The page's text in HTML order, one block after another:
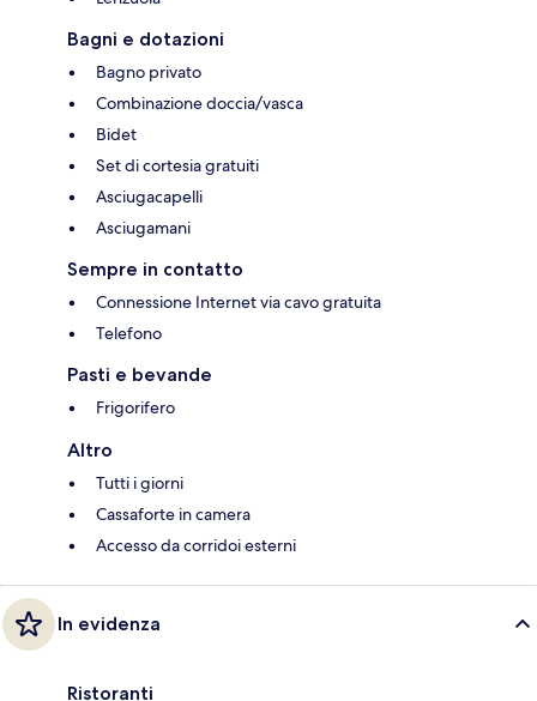
Bagni e dotazioni
Bagno privato
Combinazione doccia/vasca
Bidet
Set di cortesia gratuiti
Asciugacapelli
Asciugamani
Sempre in contatto
Connessione Internet via cavo gratuita
Telefono
Pasti e bevande
Frigorifero
Altro
Tutti i giorni
Cassaforte in camera
Accesso da corridoi esterni
In evidenza
Ristoranti